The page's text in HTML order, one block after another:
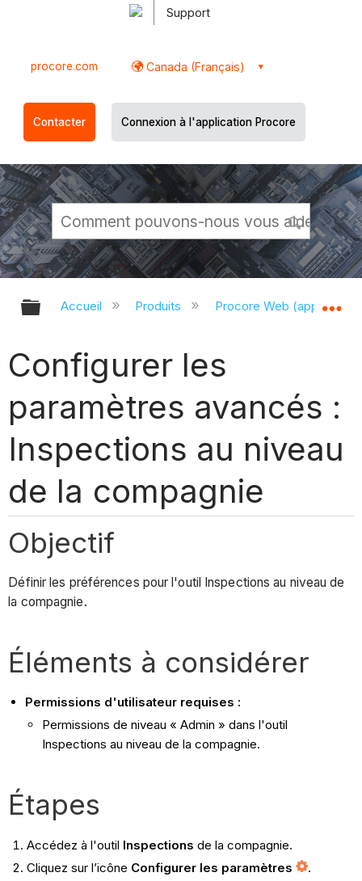
Support
procore.com Canada (Français)
Contacter Connexion à l'application Procore
Développer/réduire la hiérarchie
Accueil Produits Procore Web
Configurer les
paramètres avancés :
Inspections au niveau
de la compagnie
Objectif
Définir les préférences pour l'outil Inspections au niveau de
la compagnie.
Éléments à considérer
Permissions d'utilisateur requises :
Permissions de niveau « Admin » dans l'outil
Inspections au niveau de la compagnie.
Étapes
Accédez à l'outil Inspections de la compagnie.
Cliquez sur l’icône Configurer les paramètres
.